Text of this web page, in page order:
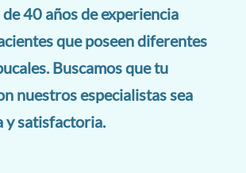
de 40 años de experiencia
que poseen diferentes
Buscamos que tu
nuestros especialistas sea
y satisfactoria.